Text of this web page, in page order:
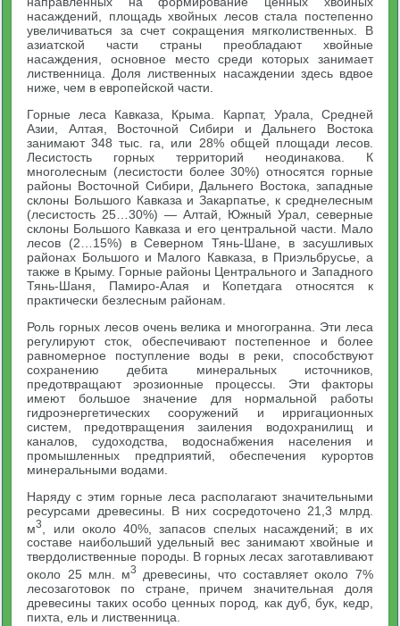
насаждений, площадь хвойных лесов стала постепенно
увеличиваться за счет сокращения мягколиственных. В
азиатской части страны преобладают хвойные
насаждения, основное место среди которых занимает
лиственница. Доля лиственных насаждении здесь вдвое
ниже, чем в европейской части.
Горные леса Кавказа, Крыма. Карпат, Урала, Средней
Азии, Алтая, Восточной Сибири и Дальнего Востока
занимают 348 тыс. га, или 28% общей площади лесов.
Лесистость горных территорий неодинакова. К
многолесным (лесистости более 30%) относятся горные
районы Восточной Сибири, Дальнего Востока, западные
склоны Большого Кавказа и Закарпатье, к среднелесным
(лесистость 25…30%) — Алтай, Южный Урал, северные
склоны Большого Кавказа и его центральной части. Мало
лесов (2…15%) в Северном Тянь-Шане, в засушливых
районах Большого и Малого Кавказа, в Приэльбрусье, а
также в Крыму. Горные районы Центрального и Западного
Тянь-Шаня, Памиро-Алая и Копетдага относятся к
практически безлесным районам.
Роль горных лесов очень велика и многогранна. Эти леса
регулируют сток, обеспечивают постепенное и более
равномерное поступление воды в реки, способствуют
сохранению дебита минеральных источников,
предотвращают эрозионные процессы. Эти факторы
имеют большое значение для нормальной работы
гидроэнергетических сооружений и ирригационных
систем, предотвращения заиления водохранилищ и
каналов, судоходства, водоснабжения населения и
промышленных предприятий, обеспечения курортов
минеральными водами.
Наряду с этим горные леса располагают значительными
ресурсами древесины. В них сосредоточено 21,3 млрд.
м3
, или около 40%, запасов спелых насаждений; в их
составе наибольший удельный вес занимают хвойные и
твердолиственные породы. В горных лесах заготавливают
около 25 млн. м3
древесины, что составляет около 7%
лесозаготовок по стране, причем значительная доля
древесины таких особо ценных пород, как дуб, бук, кедр,
пихта, ель и лиственница.